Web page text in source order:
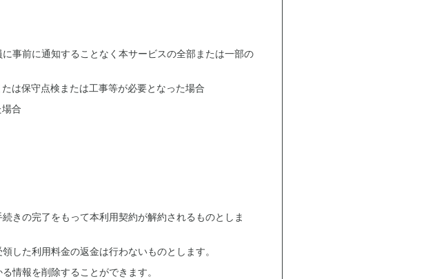
事前に通知することなく本サービスの全部または一部の
保守点検または工事等が必要となった場合
合
きの完了をもって本利用契約が解約されるものとしま
た利用料金の返金は行わないものとします。
情報を削除することができます。